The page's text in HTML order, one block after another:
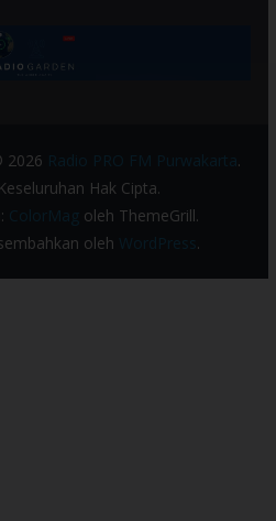
2026 Radio PRO FM Purwakarta.
Keseluruhan Hak Cipta.
ColorMagoleh ThemeGrill.
oleh WordPress .